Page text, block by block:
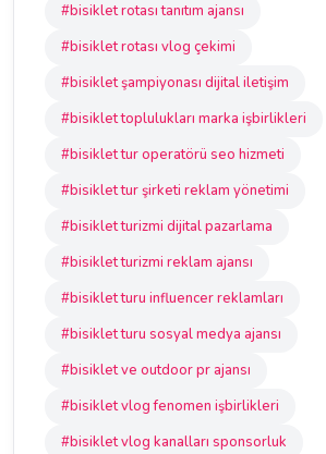
#bisiklet rotası tanıtım ajansı
#bisiklet rotası vlog çekimi
#bisiklet şampiyonası dijital iletişim
#bisiklet toplulukları marka işbirlikleri
#bisiklet tur operatörü seo hizmeti
#bisiklet tur şirketi reklam yönetimi
#bisiklet turizmi dijital pazarlama
#bisiklet turizmi reklam ajansı
#bisiklet turu influencer reklamları
#bisiklet turu sosyal medya ajansı
#bisiklet ve outdoor pr ajansı
#bisiklet vlog fenomen işbirlikleri
#bisiklet vlog kanalları sponsorluk